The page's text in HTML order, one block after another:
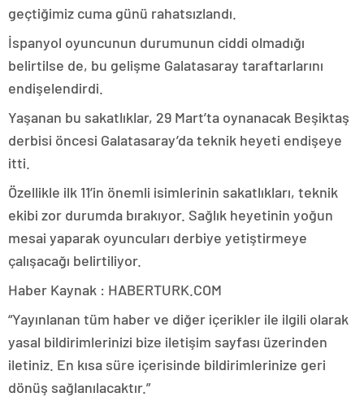
geçtiğimiz cuma günü rahatsızlandı.
İspanyol oyuncunun durumunun ciddi olmadığı
belirtilse de, bu gelişme Galatasaray taraftarlarını
endişelendirdi.
Yaşanan bu sakatlıklar, 29 Mart’ta oynanacak Beşiktaş
derbisi öncesi Galatasaray’da teknik heyeti endişeye
itti.
Özellikle ilk 11’in önemli isimlerinin sakatlıkları, teknik
ekibi zor durumda bırakıyor. Sağlık heyetinin yoğun
mesai yaparak oyuncuları derbiye yetiştirmeye
çalışacağı belirtiliyor.
Haber Kaynak : HABERTURK.COM
“Yayınlanan tüm haber ve diğer içerikler ile ilgili olarak
yasal bildirimlerinizi bize iletişim sayfası üzerinden
iletiniz. En kısa süre içerisinde bildirimlerinize geri
dönüş sağlanılacaktır.”